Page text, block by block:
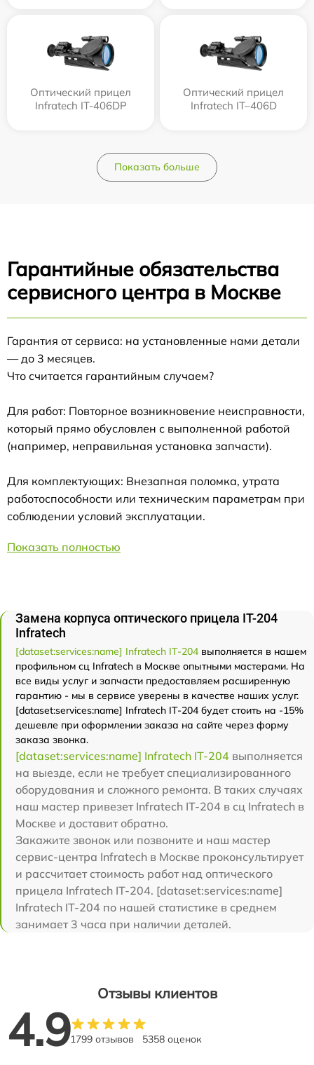
Оптический прицел
Infratech IT-406DP
Оптический прицел
Infratech IT–406D
Показать больше
Гарантийные обязательства
сервисного центра в Москве
Гарантия от сервиса: на установленные нами детали
— до 3 месяцев.
Что считается гарантийным случаем?
Для работ: Повторное возникновение неисправности,
который прямо обусловлен с выполненной работой
(например, неправильная установка запчасти).
Для комплектующих: Внезапная поломка, утрата
работоспособности или техническим параметрам при
соблюдении условий эксплуатации.
Показать полностью
Замена корпуса оптического прицела IT-204
Infratech
[dataset:services:name] Infratech IT-204 выполняется в нашем
профильном сц Infratech в Москве опытными мастерами. На
все виды услуг и запчасти предоставляем расширенную
гарантию - мы в сервисе уверены в качестве наших услуг.
[dataset:services:name] Infratech IT-204 будет стоить на -15%
дешевле при оформлении заказа на сайте через форму
заказа звонка.
[dataset:services:name] Infratech IT-204 выполняется
на выезде, если не требует специализированного
оборудования и сложного ремонта. В таких случаях
наш мастер привезет Infratech IT-204 в сц Infratech в
Москве и доставит обратно.
Закажите звонок или позвоните и наш мастер
сервис-центра Infratech в Москве проконсультирует
и рассчитает стоимость работ над оптического
прицела Infratech IT-204. [dataset:services:name]
Infratech IT-204 по нашей статистике в среднем
занимает 3 часа при наличии деталей.
Отзывы клиентов
4.91799 отзывов 5358 оценок